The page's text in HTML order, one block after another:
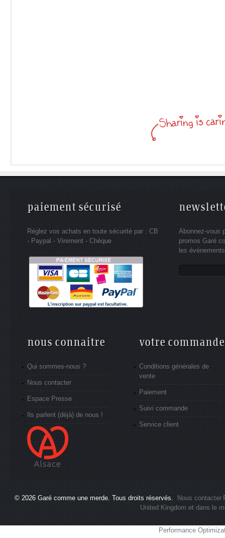
paiement sécurisé
Réglez vos achats en toute sécurité par : CB
- Paypal - Virement - Chèque
Abonnez-vous
promos Garé
les
nous connaitre
Qui sommes-nous ?
Nous contacter
Espace Presse
Ils parlent (déjà) de nous !
votre commande
Conditions générales de
vente
Paiement
Suivi commande
Service client
© 2026 Garé comme une merde . Tous droits réservés. Nous contacter
United Kingdom et dans le
Performance